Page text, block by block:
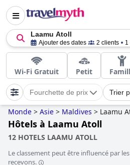
Laamu Atoll
Ajouter des dates 2 clients 1
Wi-Fi Gratuit Petit
Fourchette de prix Trier
Monde > Asie > Maldives > Laamu
Hôtels à Laamu Atoll
12 HOTELS LAAMU ATOLL
Le classement peut être influencé par
recevons.